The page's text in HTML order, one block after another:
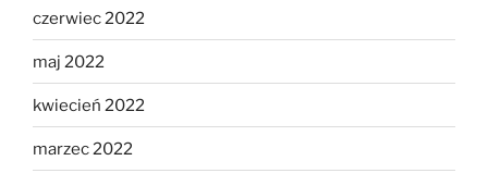
czerwiec 2022
maj 2022
kwiecień 2022
marzec 2022